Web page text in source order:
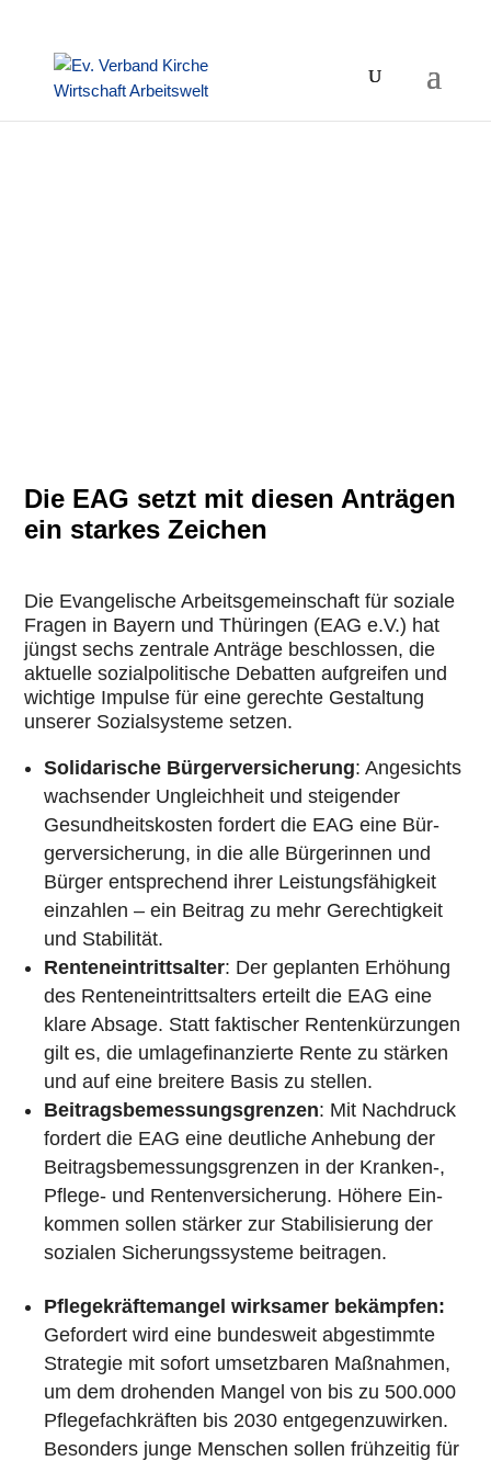
Die EAG setzt mit diesen Anträgen
ein starkes Zeichen
Die Evan­ge­li­sche Arbeits­ge­mein­schaft für soziale
Fragen in Bayern und Thü­rin­gen (EAG e.V.) hat
jüngst sechs zentrale Anträge beschlos­sen, die
aktuelle sozi­al­po­li­ti­sche Debatten auf­grei­fen und
wichtige Impulse für eine gerechte Gestal­tung
unserer Sozi­al­sys­teme setzen.
Soli­da­ri­sche Bür­ger­ver­si­che­rung: Ange­sichts
wach­sen­der Ungleich­heit und stei­gen­der
Gesund­heits­kos­ten fordert die EAG eine Bür­
ger­ver­si­che­rung, in die alle Bür­ge­rin­nen und
Bürger ent­spre­chend ihrer Leis­tungs­fä­hig­keit
ein­zah­len – ein Beitrag zu mehr Gerech­tig­keit
und Sta­bi­li­tät.
Ren­ten­ein­tritts­al­ter: Der geplan­ten Erhöhung
des Ren­ten­ein­tritts­al­ters erteilt die EAG eine
klare Absage. Statt fak­ti­scher Ren­ten­kür­zun­gen
gilt es, die umla­ge­fi­nan­zierte Rente zu stärken
und auf eine breitere Basis zu stellen.
Bei­trags­be­mes­sungs­gren­zen: Mit Nach­druck
fordert die EAG eine deut­li­che Anhebung der
Bei­trags­be­mes­sungs­gren­zen in der Kranken‑,
Pflege- und Ren­ten­ver­si­che­rung. Höhere Ein­
kom­men sollen stärker zur Sta­bi­li­sie­rung der
sozialen Siche­rungs­sys­teme bei­tra­gen.
Pfle­ge­kräf­te­man­gel wirk­sa­mer bekämp­fen:
Gefor­dert wird eine bun­des­weit abge­stimmte
Stra­te­gie mit sofort umsetz­ba­ren Maß­nah­men,
um dem dro­hen­den Mangel von bis zu 500.000
Pfle­ge­fach­kräf­ten bis 2030 ent­ge­gen­zu­wir­ken.
Beson­ders junge Menschen sollen früh­zei­tig für